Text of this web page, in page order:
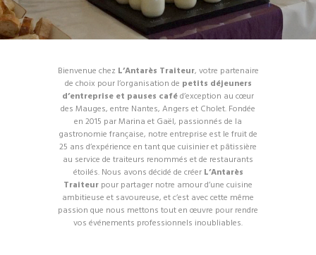
Bienvenue chez L’Antarès Traiteur, votre partenaire
de choix pour l’organisation de petits déjeuners
d’entreprise et pauses caféd’exception au cœur
des Mauges, entre Nantes, Angers et Cholet. Fondée
en 2015 par Marina et Gaël, passionnés de la
gastronomie française, notre entreprise est le fruit de
25 ans d’expérience en tant que cuisinier et pâtissière
au service de traiteurs renommés et de restaurants
étoilés. Nous avons décidé de créer L’Antarès
Traiteur pour partager notre amour d’une cuisine
ambitieuse et savoureuse, et c’est avec cette même
passion que nous mettons tout en œuvre pour rendre
vos événements professionnels inoubliables.